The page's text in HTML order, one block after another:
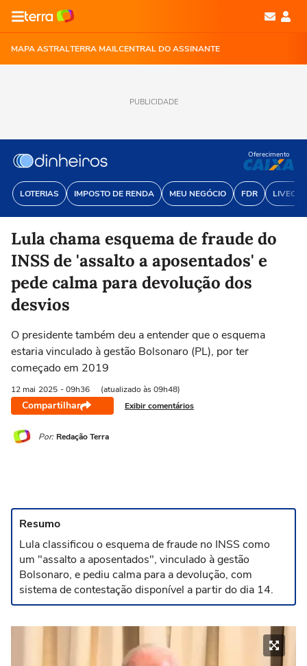
MAPA ASTRALTERRA MAILCENTRAL DO ASSINANTE
PUBLICIDADE
LOTERIAS IMPOSTO DE RENDA MEU NEGÓCIO FDR
Oferecimento
Lula chama esquema de fraude do
INSS de 'assalto a aposentados' e
pede calma para devolução dos
desvios
O presidente também deu a entender que o esquema
estaria vinculado à gestão Bolsonaro (PL), por ter
começado em 2019
12 mai 2025 - 09h36 (atualizado às 09h48)
Compartilhar Exibir comentários
Por: Redação Terra
Resumo
Lula classificou o esquema de fraude no INSS como
um "assalto a aposentados", vinculado à gestão
Bolsonaro, e pediu calma para a devolução, com
sistema de contestação disponível a partir do dia 14.